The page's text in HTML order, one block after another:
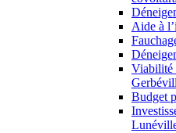
Aide à
Viabilité
Budget